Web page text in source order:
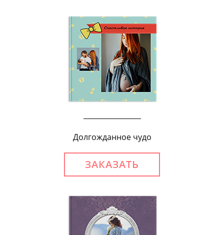
Долгожданное чудо
ЗАКАЗАТЬ